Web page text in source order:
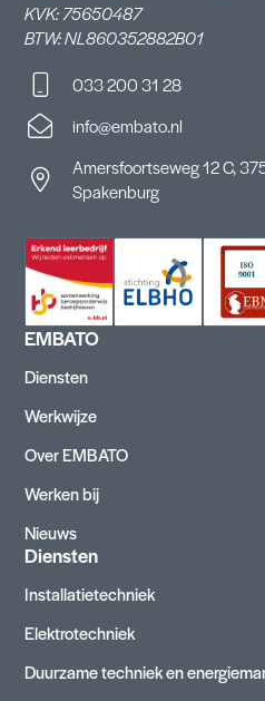
KVK: 75650487
BTW: NL860352882B01
033 200 31 28
info@embato.nl
Amersfoortseweg 12 C,
Spakenburg
EMBATO
Diensten
Werkwijze
Over EMBATO
Werken bij
Nieuws
Diensten
Installatietechniek
Elektrotechniek
Duurzame techniek en